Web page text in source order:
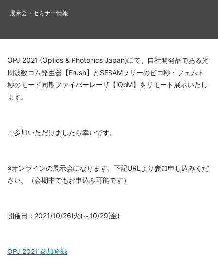
展示会・セミナー情報
OPJ 2021 (Optics & Photonics Japan)にて、自社開発品である光
周波数コム発生器【Frush】とSESAMフリーのピコ秒・フェムト
秒のモード同期ファイバーレーザ【iQoM】をリモート展示いたし
ます。
ご参加いただけましたら幸いです。
※オンラインの展示会になります。下記URLより参加申し込みくだ
さい。（会期中でもお申込み可能です）
開催日：2021/10/26(火)～10/29(金)
OPJ 2021 参加登録